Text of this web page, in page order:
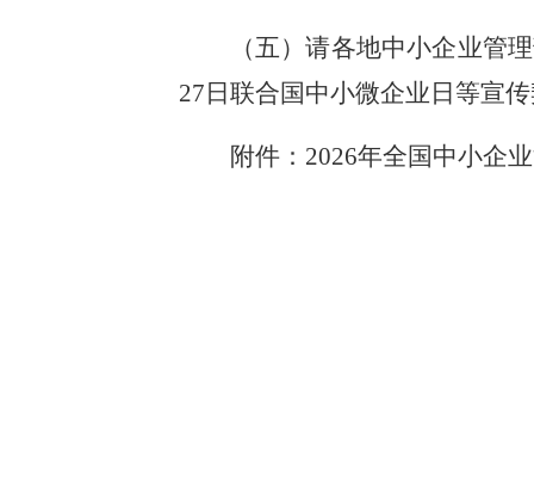
（五）请各地中小企业管
27日联合国中小微企业日等宣
附件： 2026年全国中小企